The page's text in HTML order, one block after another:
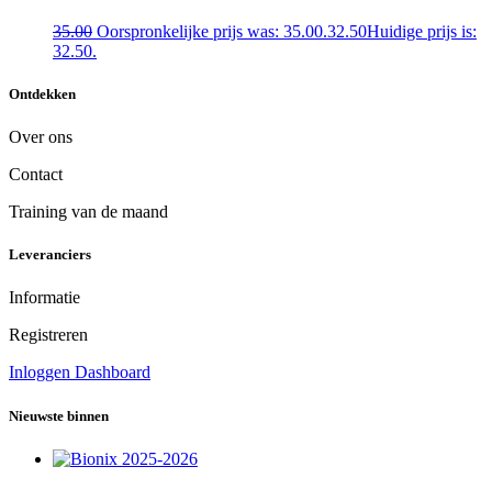
35.00 Oorspronkelijke prijs was: 35.00.32.50Huidige prijs is:
32.50.
Ontdekken
Over ons
Contact
Training van de maand
Leveranciers
Informatie
Registreren
Inloggen Dashboard
Nieuwste binnen